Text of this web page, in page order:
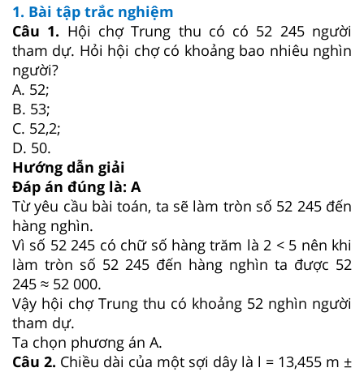
1. Bài tập trắc nghiệm
Câu 1. Hội chợ Trung thu có có 52 245 người
tham dự. Hỏi hội chợ có khoảng bao nhiêu nghìn
người?
A. 52;
B. 53;
C. 52,2;
D. 50.
Hướng dẫn giải
Đáp án đúng là: A
Từ yêu cầu bài toán, ta sẽ làm tròn số 52 245 đến
hàng nghìn.
Vì số 52 245 có chữ số hàng trăm là 2 < 5 nên khi
làm tròn số 52 245 đến hàng nghìn ta được 52
245 ≈ 52 000.
Vậy hội chợ Trung thu có khoảng 52 nghìn người
tham dự.
Ta chọn phương án A.
Câu 2. Chiều dài của một sợi dây là l = 13,455 m ±